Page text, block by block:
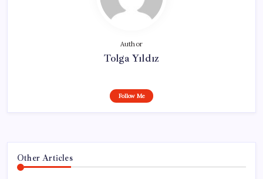
Author
Tolga Yıldız
Follow Me
Other Articles